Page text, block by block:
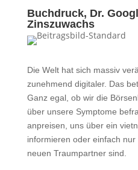
Buchdruck, Dr.
Zinszuwachs
Die Welt hat sich massiv
zunehmend digitaler. Das
Ganz egal, ob wir die
über unsere Symptome
anpreisen, uns über ein
informieren oder einfach
neuen Traumpartner sind.